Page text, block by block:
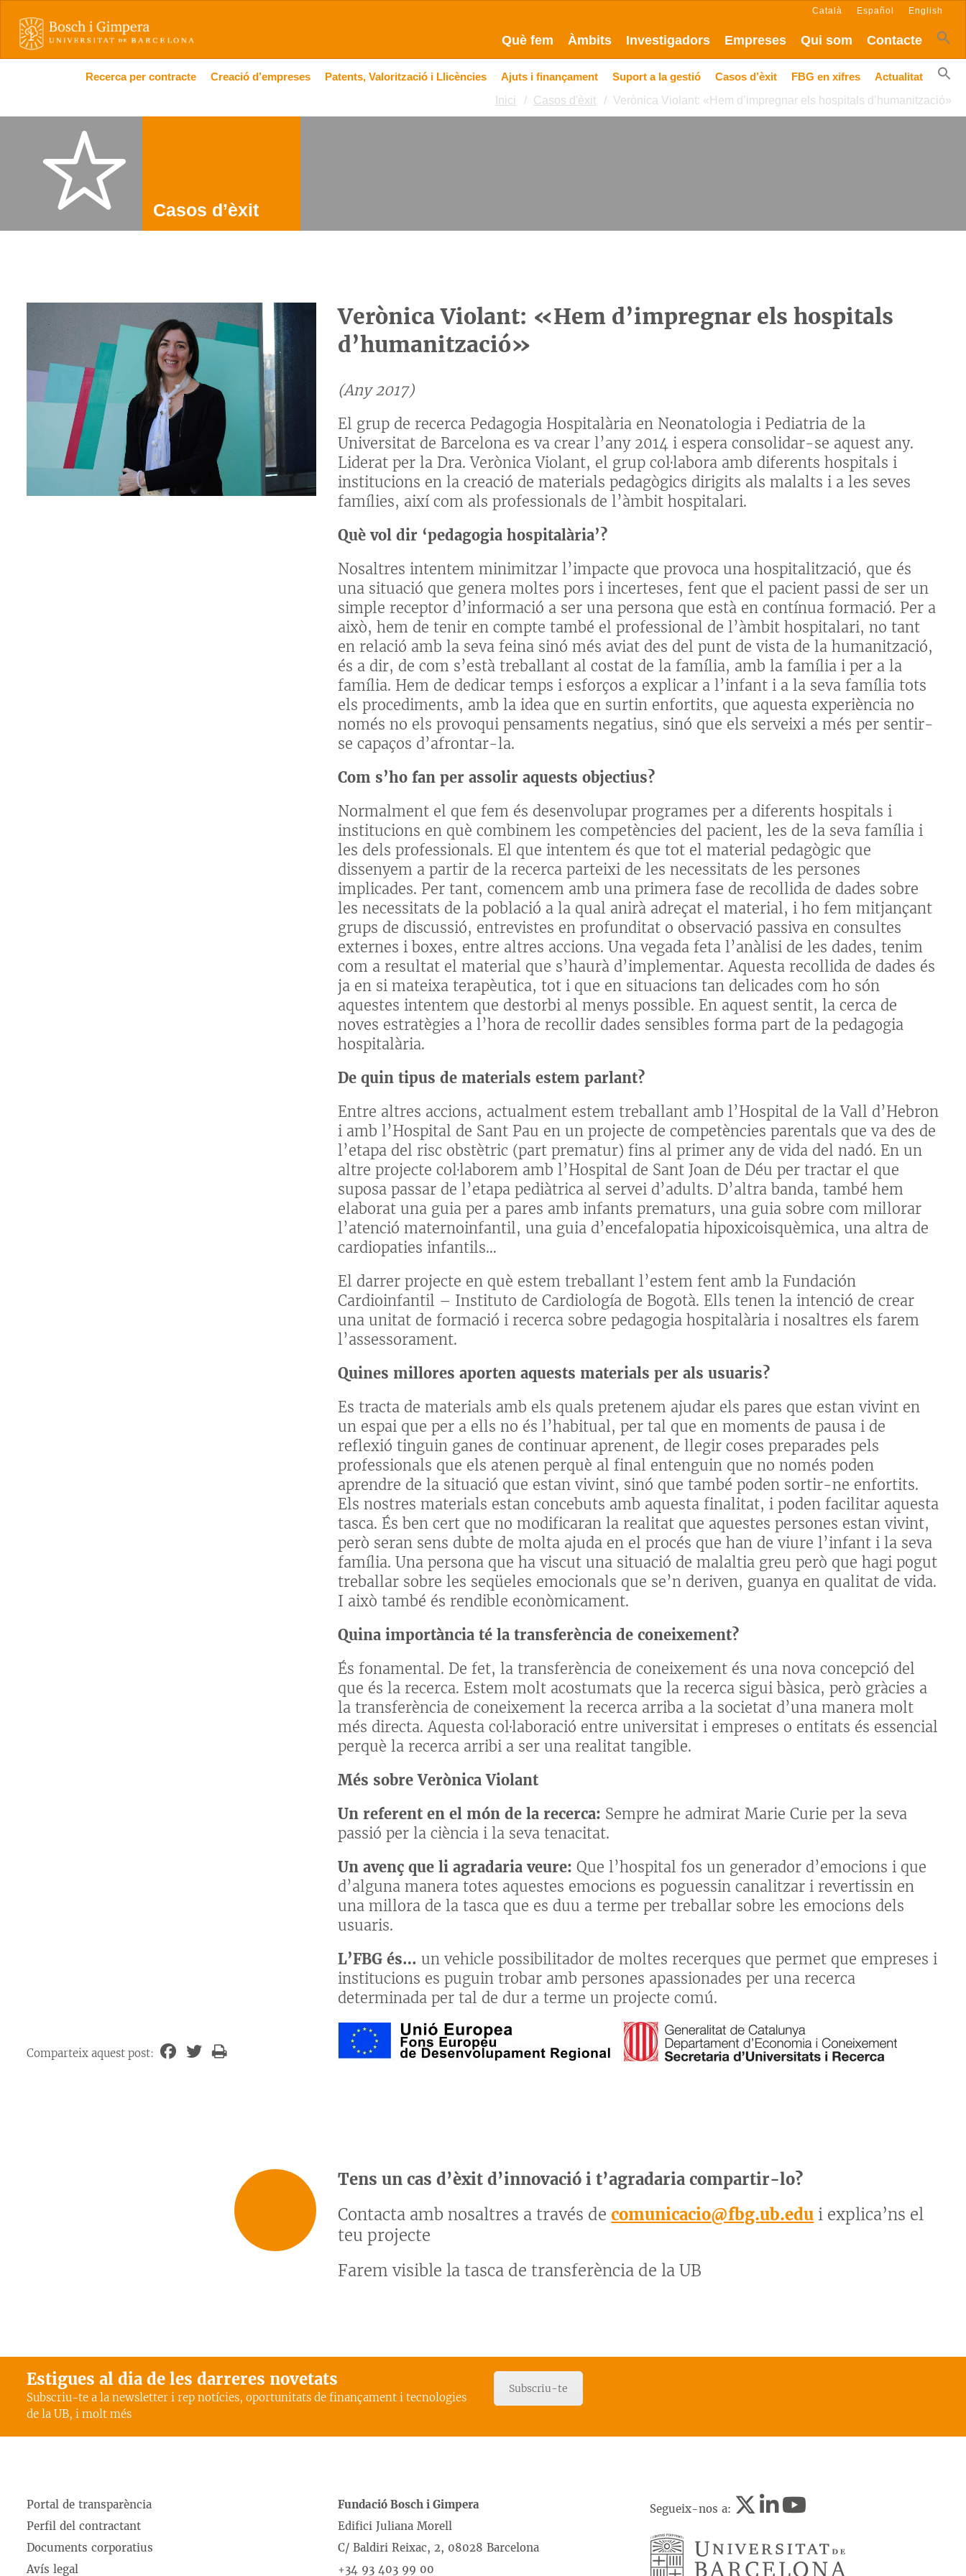
Què fem Àmbits Investigadors Empreses Qui som Contacte
Català Español English
Recerca per contracte Creació d’empreses Patents, Valorització i Llicències Ajuts i finançament Suport a la gestió Casos d’èxit FBG en xifres
Actualitat
Inici
Casos d'èxit Verònica Violant: «Hem d’impregnar els hospitals d’humanització»
Casos d’èxit
Verònica Violant: «Hem d’impregnar els hospitals
d’humanització»
(Any 2017)
El grup de recerca Pedagogia Hospitalària en Neonatologia i Pediatria de la
Universitat de Barcelona es va crear l’any 2014 i espera consolidar-se aquest any.
Liderat per la Dra. Verònica Violant, el grup col·labora amb diferents hospitals i
institucions en la creació de materials pedagògics dirigits als malalts i a les seves
famílies, així com als professionals de l’àmbit hospitalari.
Què vol dir ‘pedagogia hospitalària’?
Nosaltres intentem minimitzar l’impacte que provoca una hospitalització, que és
una situació que genera moltes pors i incerteses, fent que el pacient passi de ser un
simple receptor d’informació a ser una persona que està en contínua formació. Per a
això, hem de tenir en compte també el professional de l’àmbit hospitalari, no tant
en relació amb la seva feina sinó més aviat des del punt de vista de la humanització,
és a dir, de com s’està treballant al costat de la família, amb la família i per a la
família. Hem de dedicar temps i esforços a explicar a l’infant i a la seva família tots
els procediments, amb la idea que en surtin enfortits, que aquesta experiència no
només no els provoqui pensaments negatius, sinó que els serveixi a més per sentir-
se capaços d’afrontar-la.
Com s’ho fan per assolir aquests objectius?
Normalment el que fem és desenvolupar programes per a diferents hospitals i
institucions en què combinem les competències del pacient, les de la seva família i
les dels professionals. El que intentem és que tot el material pedagògic que
dissenyem a partir de la recerca parteixi de les necessitats de les persones
implicades. Per tant, comencem amb una primera fase de recollida de dades sobre
les necessitats de la població a la qual anirà adreçat el material, i ho fem mitjançant
grups de discussió, entrevistes en profunditat o observació passiva en consultes
externes i boxes, entre altres accions. Una vegada feta l’anàlisi de les dades, tenim
com a resultat el material que s’haurà d’implementar. Aquesta recollida de dades és
ja en si mateixa terapèutica, tot i que en situacions tan delicades com ho són
aquestes intentem que destorbi al menys possible. En aquest sentit, la cerca de
noves estratègies a l’hora de recollir dades sensibles forma part de la pedagogia
hospitalària.
De quin tipus de materials estem parlant?
Entre altres accions, actualment estem treballant amb l’Hospital de la Vall d’Hebron
i amb l’Hospital de Sant Pau en un projecte de competències parentals que va des de
l’etapa del risc obstètric (part prematur) fins al primer any de vida del nadó. En un
altre projecte col·laborem amb l’Hospital de Sant Joan de Déu per tractar el que
suposa passar de l’etapa pediàtrica al servei d’adults. D’altra banda, també hem
elaborat una guia per a pares amb infants prematurs, una guia sobre com millorar
l’atenció maternoinfantil, una guia d’encefalopatia hipoxicoisquèmica, una altra de
cardiopaties infantils…
El darrer projecte en què estem treballant l’estem fent amb la Fundación
Cardioinfantil – Instituto de Cardiología de Bogotà. Ells tenen la intenció de crear
una unitat de formació i recerca sobre pedagogia hospitalària i nosaltres els farem
l’assessorament.
Quines millores aporten aquests materials per als usuaris?
Es tracta de materials amb els quals pretenem ajudar els pares que estan vivint en
un espai que per a ells no és l’habitual, per tal que en moments de pausa i de
reflexió tinguin ganes de continuar aprenent, de llegir coses preparades pels
professionals que els atenen perquè al final entenguin que no només poden
aprendre de la situació que estan vivint, sinó que també poden sortir-ne enfortits.
Els nostres materials estan concebuts amb aquesta finalitat, i poden facilitar aquesta
tasca. És ben cert que no modificaran la realitat que aquestes persones estan vivint,
però seran sens dubte de molta ajuda en el procés que han de viure l’infant i la seva
família. Una persona que ha viscut una situació de malaltia greu però que hagi pogut
treballar sobre les seqüeles emocionals que se’n deriven, guanya en qualitat de vida.
I això també és rendible econòmicament.
Quina importància té la transferència de coneixement?
És fonamental. De fet, la transferència de coneixement és una nova concepció del
que és la recerca. Estem molt acostumats que la recerca sigui bàsica, però gràcies a
la transferència de coneixement la recerca arriba a la societat d’una manera molt
més directa. Aquesta col·laboració entre universitat i empreses o entitats és essencial
perquè la recerca arribi a ser una realitat tangible.
Més sobre Verònica Violant
Un referent en el món de la recerca: Sempre he admirat Marie Curie per la seva
passió per la ciència i la seva tenacitat.
Un avenç que li agradaria veure:Que l’hospital fos un generador d’emocions i que
d’alguna manera totes aquestes emocions es poguessin canalitzar i revertissin en
una millora de la tasca que es duu a terme per treballar sobre les emocions dels
usuaris.
L’FBG és… un vehicle possibilitador de moltes recerques que permet que empreses i
institucions es puguin trobar amb persones apassionades per una recerca
determinada per tal de dur a terme un projecte comú.
Comparteix aquest post:
Tens un cas d’èxit d’innovació i t’agradaria compartir-lo?
Contacta amb nosaltres a través decomunicacio@fbg.ub.edu i explica’ns el
teu projecte
Farem visible la tasca de transferència de la UB
Estigues al dia de les darreres novetats
Subscriu-te a la newsletter i rep notícies, oportunitats de finançament i tecnologies
de la UB, i molt més
Subscriu-te
Portal de transparència
Perfil del contractant
Documents corporatius
Avís legal
Fundació Bosch i Gimpera
Edifici Juliana Morell
C/ Baldiri Reixac, 2, 08028 Barcelona
+34 93 403 99 00
Segueix-nos a: